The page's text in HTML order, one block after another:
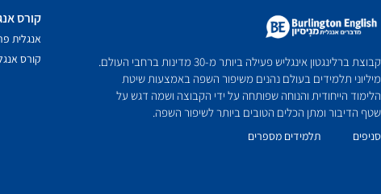
קבוצת ברלינגטון אינגליש פעילה ביותר מ-30 מדינות ברחבי העולם.
מיליוני תלמידים בעולם נהנים משיפור השפה באמצעות שיטת
הלימוד הייחודית והנוחה שפותחה על ידי הקבוצה ושמה דגש על
שטף הדיבור ומתן הכלים הטובים ביותר לשיפור השפה.
סניפים תלמידים מספרים
קורס
אנגלית
קורס